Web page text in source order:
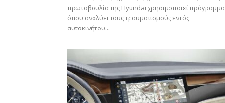
πρωτοβουλία της Hyundai χρησιμοποιεί πρόγραμμα
όπου αναλύει τους τραυματισμούς εντός
αυτοκινήτου...